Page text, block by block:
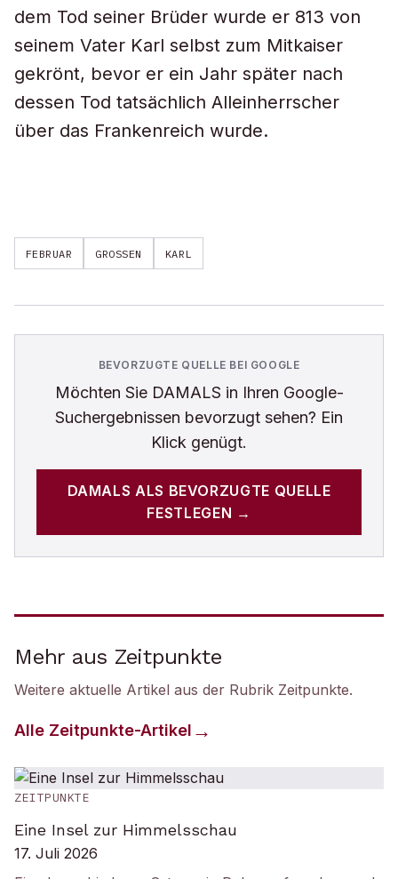
dem Tod seiner Brüder wurde er 813 von
seinem Vater Karl selbst zum Mitkaiser
gekrönt, bevor er ein Jahr später nach
dessen Tod tatsächlich Alleinherrscher
über das Frankenreich wurde.
FEBRUAR GROSSEN KARL
BEVORZUGTE QUELLE BEI GOOGLE
Möchten Sie DAMALS in Ihren Google-
Suchergebnissen bevorzugt sehen? Ein
Klick genügt.
DAMALS ALS BEVORZUGTE QUELLE
FESTLEGEN →
Mehr aus Zeitpunkte
Weitere aktuelle Artikel aus der Rubrik Zeitpunkte.
Alle Zeitpunkte-Artikel
ZEITPUNKTE
Eine Insel zur Himmelsschau
17. Juli 2026